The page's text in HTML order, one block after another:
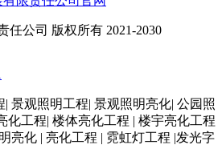
任公司 版权所有 2021-2030
景观照明工程| 景观照明亮化| 公园照
化工程| 楼体亮化工程 | 楼宇亮化工程
亮化 | 亮化工程 | 霓虹灯工程 |发光字